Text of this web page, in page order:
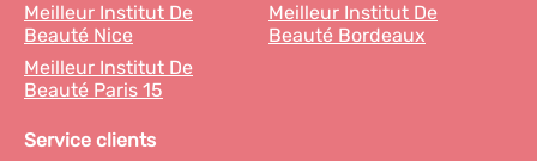
Meilleur Institut De
Beauté Nice
Meilleur Institut De
Beauté Bordeaux
Meilleur Institut De
Beauté Paris 15
Service clients